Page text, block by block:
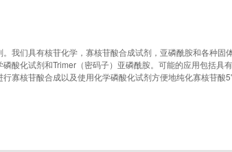
我们具有核苷化学，寡核苷酸合成试剂，亚磷酰胺和各种固
酸化试剂和Trimer（密码子）亚磷酰胺。可能的应用包括具
寡核苷酸合成以及使用化学磷酸化试剂方便地纯化寡核苷酸5'-